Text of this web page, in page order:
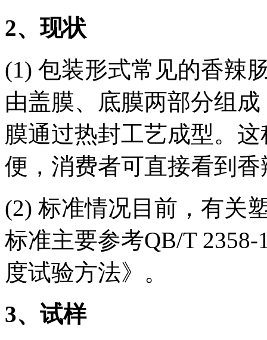
2、现状
(1) 包装形式常见的香辣
由盖膜、底膜两部分组
膜通过热封工艺成型。
便，消费者可直接看到
(2) 标准情况目前，有关
标准主要参考QB/T
度试验方法》。
3、试样